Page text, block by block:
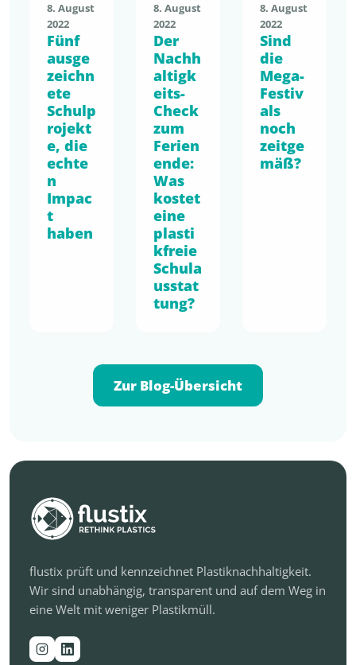
8. August
2022
Fünf
ausge
zeichn
ete
Schulp
rojekt
e, die
echte
n
Impac
t
haben
8. August
2022
Der
Nachh
altigk
eits-
Check
zum
Ferien
ende:
Was
kostet
eine
plasti
kfreie
Schula
usstat
tung?
8. August
2022
Sind
die
Mega-
Festiv
als
noch
zeitge
mäß?
Zur Blog-Übersicht
flustix prüft und kennzeichnet Plastiknachhaltigkeit.
Wir sind unabhängig, transparent und auf dem Weg in
eine Welt mit weniger Plastikmüll.